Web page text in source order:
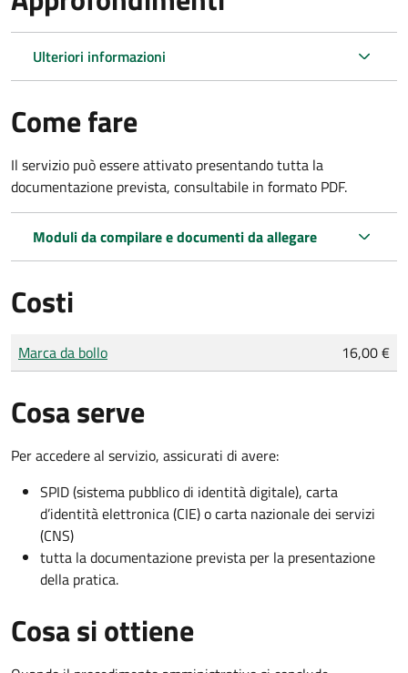
Ulteriori informazioni
Come fare
Il servizio può essere attivato presentando tutta la
documentazione prevista, consultabile in formato PDF.
Moduli da compilare e documenti da allegare
Costi
Tipo di pagamento
Importo
Marca da bollo 16,00 €
Cosa serve
Per accedere al servizio, assicurati di avere:
SPID (sistema pubblico di identità digitale), carta
d’identità elettronica (CIE) o carta nazionale dei servizi
(CNS)
tutta la documentazione prevista per la presentazione
della pratica.
Cosa si ottiene